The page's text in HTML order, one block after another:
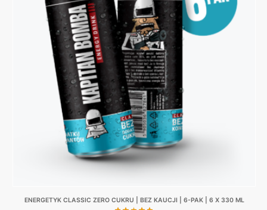
ENERGETYK CLASSIC ZERO CUKRU | BEZ KAUCJI | 6-PAK | 6 X 330 ML